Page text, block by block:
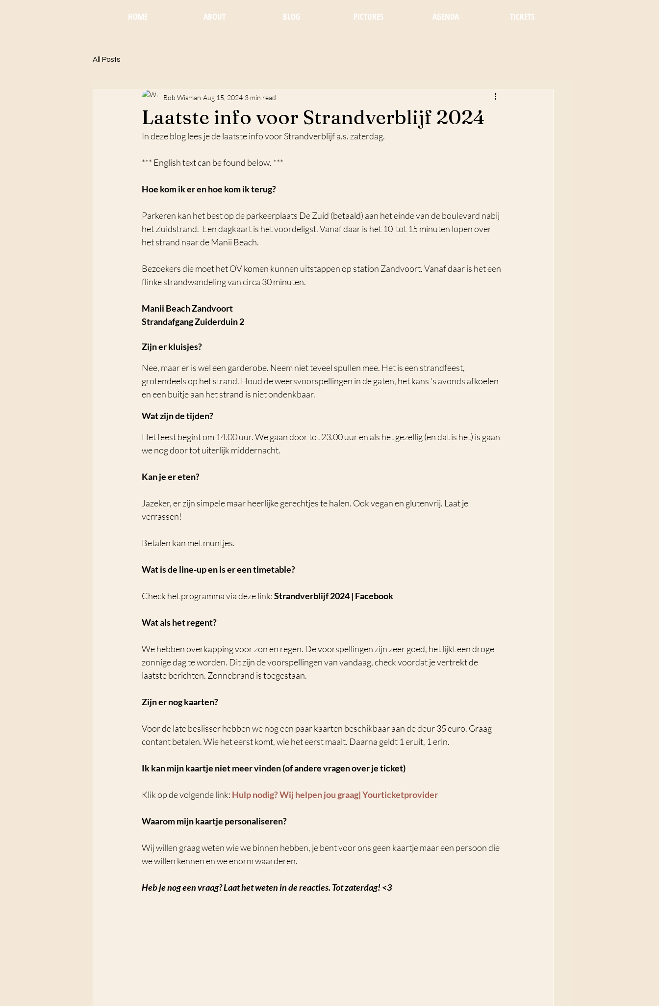
HOME ABOUT BLOG PICTURES AGENDA TICKETS
All Posts
Laatste info voor Strandverblijf 2024
Bob Wisman Aug 15, 2024 3 min read
In deze blog lees je de laatste info voor Strandverblijf a.s. zaterdag.
*** English text can be found below. ***
Hoe kom ik er en hoe kom ik terug?
Parkeren kan het best op de parkeerplaats De Zuid (betaald) aan het einde van de boulevard nabij
het Zuidstrand.  Een dagkaart is het voordeligst. Vanaf daar is het 10  tot 15 minuten lopen over
het strand naar de Manii Beach.
Bezoekers die moet het OV komen kunnen uitstappen op station Zandvoort. Vanaf daar is het een
flinke strandwandeling van circa 30 minuten.
Manii Beach Zandvoort
Strandafgang Zuiderduin 2
Zijn er kluisjes?
Nee, maar er is wel een garderobe. Neem niet teveel spullen mee. Het is een strandfeest,
grotendeels op het strand. Houd de weersvoorspellingen in de gaten, het kans 's avonds afkoelen
en een buitje aan het strand is niet ondenkbaar.
Wat zijn de tijden?
Het feest begint om 14.00 uur. We gaan door tot 23.00 uur en als het gezellig (en dat is het) is gaan
we nog door tot uiterlijk middernacht.
Kan je er eten?
Jazeker, er zijn simpele maar heerlijke gerechtjes te halen. Ook vegan en glutenvrij. Laat je
verrassen!
Betalen kan met muntjes.
Wat is de line-up en is er een timetable?
Check het programma via deze link: Strandverblijf 2024 | Facebook
Wat als het regent?
We hebben overkapping voor zon en regen. De voorspellingen zijn zeer goed, het lijkt een droge
zonnige dag te worden. Dit zijn de voorspellingen van vandaag, check voordat je vertrekt de
laatste berichten. Zonnebrand is toegestaan.
Zijn er nog kaarten?
Voor de late beslisser hebben we nog een paar kaarten beschikbaar aan de deur 35 euro. Graag
contant betalen. Wie het eerst komt, wie het eerst maalt. Daarna geldt 1 eruit, 1 erin.
Ik kan mijn kaartje niet meer vinden (of andere vragen over je ticket)
Klik op de volgende link: Hulp nodig? Wij helpen jou graag| Yourticketprovider
Waarom mijn kaartje personaliseren?
Wij willen graag weten wie we binnen hebben, je bent voor ons geen kaartje maar een persoon die
we willen kennen en we enorm waarderen.
Heb je nog een vraag? Laat het weten in de reacties. Tot zaterdag! <3